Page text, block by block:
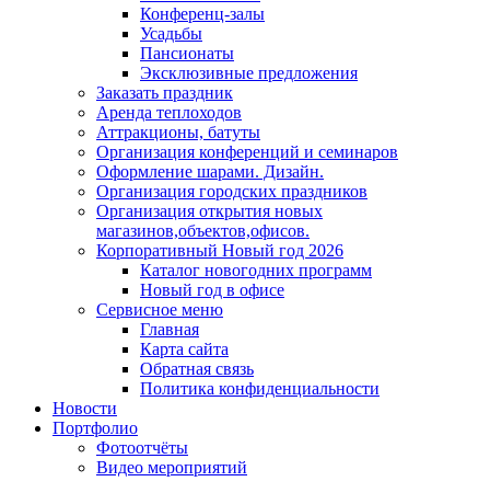
Конференц-залы
Усадьбы
Пансионаты
Эксклюзивные предложения
Заказать праздник
Аренда теплоходов
Аттракционы, батуты
Организация конференций и семинаров
Оформление шарами. Дизайн.
Организация городских праздников
Организация открытия новых
магазинов,объектов,офисов.
Корпоративный Новый год 2026
Каталог новогодних программ
Новый год в офисе
Сервисное меню
Главная
Карта сайта
Обратная связь
Политика конфиденциальности
Новости
Портфолио
Фотоотчёты
Видео мероприятий